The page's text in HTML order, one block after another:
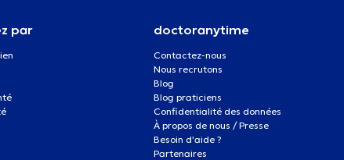
par doctoranytime
Contactez-nous
Nous recrutons
Blog
Blog praticiens
Confidentialité des données
À propos de nous / Presse
Besoin d'aide ?
Partenaires